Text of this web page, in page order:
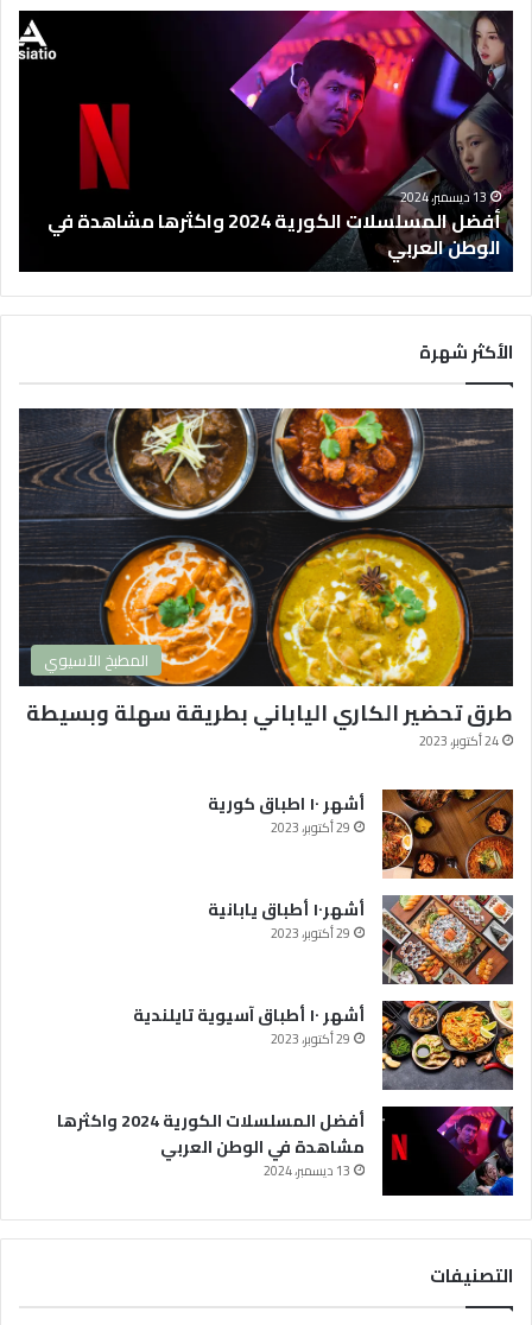
أ
ف
ض
ل
ا
ل
م
س
ل
س
ل
ا
ت
ا
ل
ك
و
ر
ي
ة
2
0
2
4
و
ا
ك
ث
ر
ه
م
ش
ا
ه
د
ة
ف
ي
ا
ل
و
ط
ن
ا
ل
ع
ر
ب
ي
13 ديسمبر، 2024
أفضل المسلسلات الكورية 2024 واكثرها مشاهدة في
الوطن العربي
الأكثر شهرة
المطبخ الآسيوي
طرق تحضير الكاري الياباني بطريقة سهلة وبسيطة
24 أكتوبر، 2023
أشهر ١٠ اطباق كورية
29 أكتوبر، 2023
أشهر١٠ أطباق يابانية
29 أكتوبر، 2023
أشهر ١٠ أطباق آسيوية تايلندية
29 أكتوبر، 2023
أفضل المسلسلات الكورية 2024 واكثرها
مشاهدة في الوطن العربي
13 ديسمبر، 2024
التصنيفات